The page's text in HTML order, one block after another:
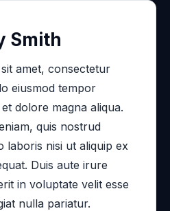
Smith
amet, consectetur
eiusmod tempor
dolore magna aliqua.
quis nostrud
laboris nisi ut aliquip ex
Duis aute irure
in voluptate velit esse
nulla pariatur.